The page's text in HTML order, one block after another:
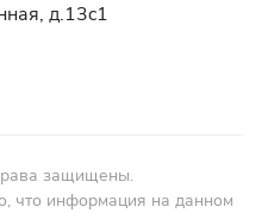
д.13c1
защищены.
что информация на данном